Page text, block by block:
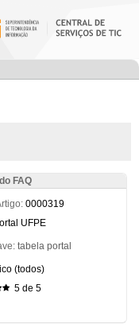
FAQ
0000319
UFPE
tabela portal
(todos)
5 de 5